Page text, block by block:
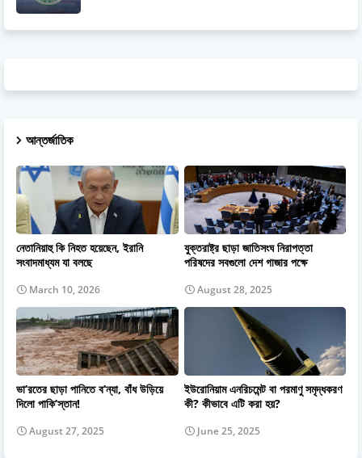
আন্তর্জাতিক
নেতানিয়াহু কি নিহত হয়েছেন, ইরানি
সংবাদমাধ্যম যা বলছে
March 10, 2026
যুক্তরাষ্ট্র ছাড়া জাতিসংঘ নিরাপত্তা
পরিষদের সবগুলো দেশ গাজার পক্ষে
August 28, 2025
ভা’রতের ছাড়া পানিতে ব’ন্যা, বাঁধ উড়িয়ে
দিলো পাকি’স্তান!
August 27, 2025
ইউরোনিয়াম এনরিচমেন্ট বা পরমাণু সমৃদ্ধকরণ
কী? কীভাবে এটি করা হয়?
June 25, 2025